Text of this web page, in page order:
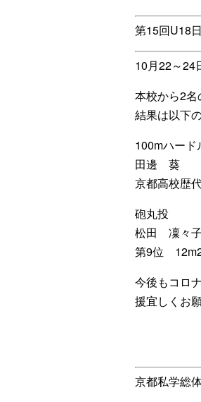
第15回U18
10月22～
本校から2名
結果は以下
100mハード
田邊 葵
京都高校歴
砲丸投
松田 凜々子
第9位
今後もコロ
援宜しくお
京都私学総